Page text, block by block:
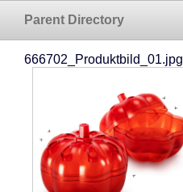
Parent Directory
666702_Produktbild_01.jpg